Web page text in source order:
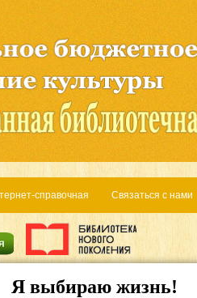
справочная Связаться с нами
Я выбираю жизнь!